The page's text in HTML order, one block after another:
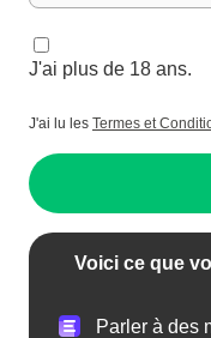
J'ai plus de 18 ans.
J'ai lu les Termes et
Voici ce que
Parler à des